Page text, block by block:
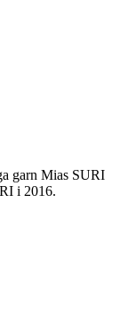
garn Mias SURI
i 2016.